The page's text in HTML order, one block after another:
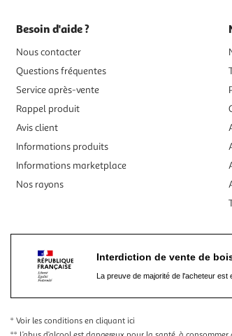
Besoin d'aide ?
Nous contacter
Questions fréquentes
Service après-vente
Rappel produit
Avis client
Informations produits
Informations marketplace
Nos rayons
Interdiction de vente de
La preuve de majorité de l'acheteur
* Voir les conditions en cliquant ici